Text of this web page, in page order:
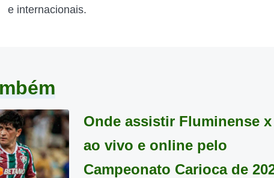
e internacionais.
Onde assistir Fluminense x
ao vivo e online pelo
Campeonato Carioca de